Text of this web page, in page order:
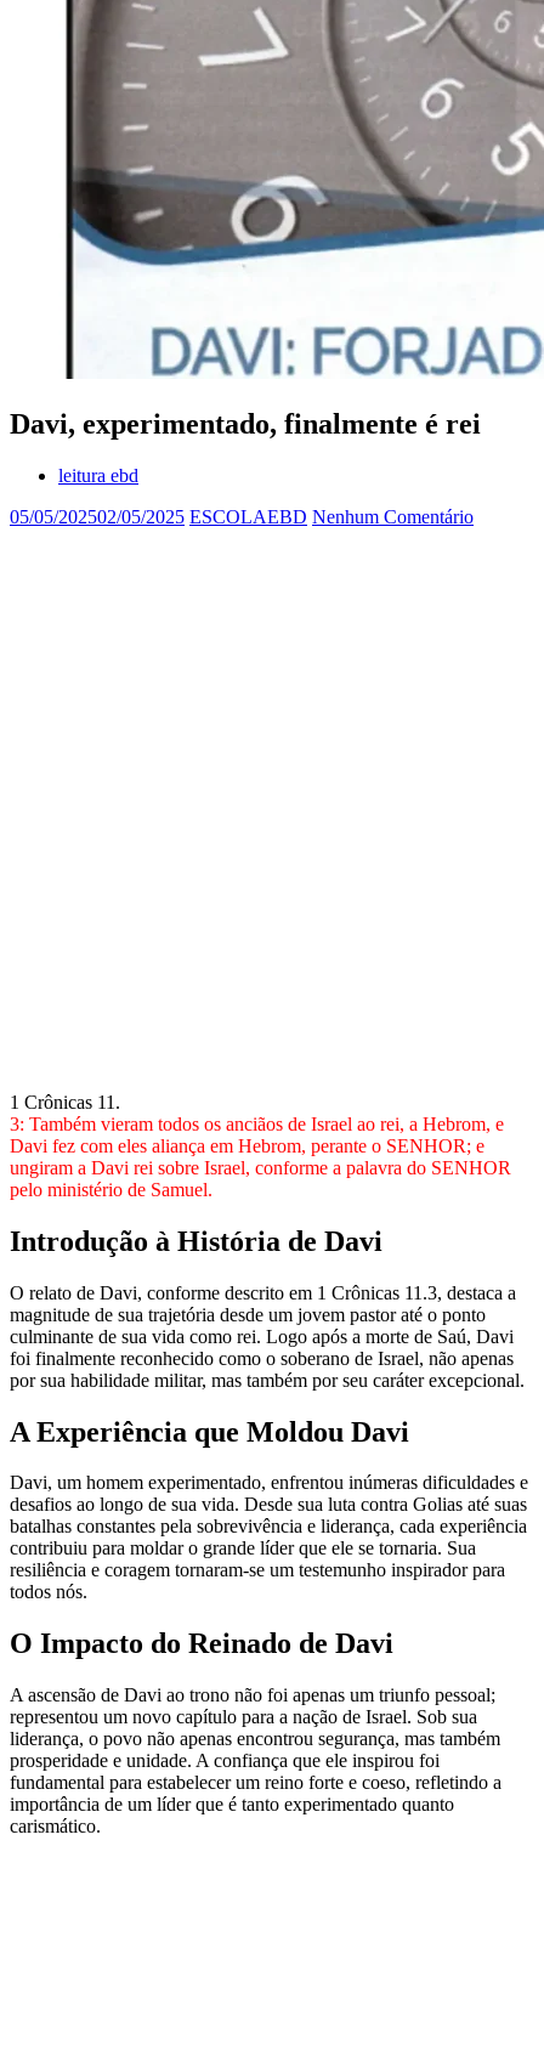
Davi, experimentado, finalmente é rei
leitura ebd
05/05/202502/05/2025 ESCOLAEBD Nenhum Comentário
1 Crônicas 11.
3: Também vieram todos os anciãos de Israel ao rei, a Hebrom, e
Davi fez com eles aliança em Hebrom, perante o SENHOR; e
ungiram a Davi rei sobre Israel, conforme a palavra do SENHOR
pelo ministério de Samuel.
Introdução à História de Davi
O relato de Davi, conforme descrito em 1 Crônicas 11.3, destaca a
magnitude de sua trajetória desde um jovem pastor até o ponto
culminante de sua vida como rei. Logo após a morte de Saú, Davi
foi finalmente reconhecido como o soberano de Israel, não apenas
por sua habilidade militar, mas também por seu caráter excepcional.
A Experiência que Moldou Davi
Davi, um homem experimentado, enfrentou inúmeras dificuldades e
desafios ao longo de sua vida. Desde sua luta contra Golias até suas
batalhas constantes pela sobrevivência e liderança, cada experiência
contribuiu para moldar o grande líder que ele se tornaria. Sua
resiliência e coragem tornaram-se um testemunho inspirador para
todos nós.
O Impacto do Reinado de Davi
A ascensão de Davi ao trono não foi apenas um triunfo pessoal;
representou um novo capítulo para a nação de Israel. Sob sua
liderança, o povo não apenas encontrou segurança, mas também
prosperidade e unidade. A confiança que ele inspirou foi
fundamental para estabelecer um reino forte e coeso, refletindo a
importância de um líder que é tanto experimentado quanto
carismático.